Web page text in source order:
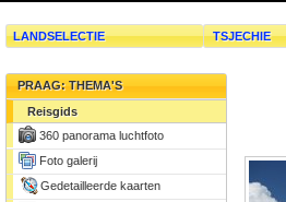
LANDSELECTIE TSJECHIE
PRAAG: THEMA'S
Reisgids
360 panorama luchtfoto
Foto galerij
Gedetailleerde kaarten